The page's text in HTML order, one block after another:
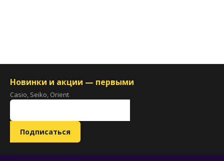
Новинки и акции — первыми
Casio, Seiko, Orient